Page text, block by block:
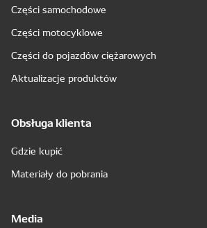
Części samochodowe
Części motocyklowe
Części do pojazdów ciężarowych
Aktualizacje produktów
Obsługa klienta
Gdzie kupić
Materiały do pobrania
Media